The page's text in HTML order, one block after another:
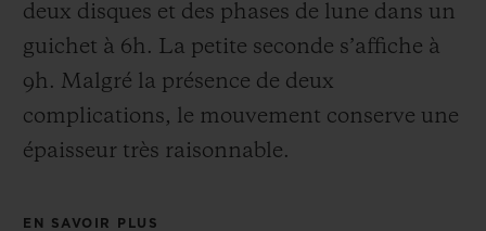
deux disques et des phases de lune dans un
guichet à 6h. La petite seconde s’affiche à
9h. Malgré la présence de deux
complications, le mouvement conserve une
épaisseur très raisonnable.
EN SAVOIR PLUS